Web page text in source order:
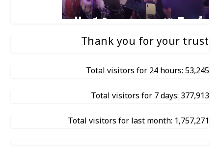
Thank you for your trust
Total visitors for 24 hours: 53,245
Total visitors for 7 days: 377,913
Total visitors for last month: 1,757,271